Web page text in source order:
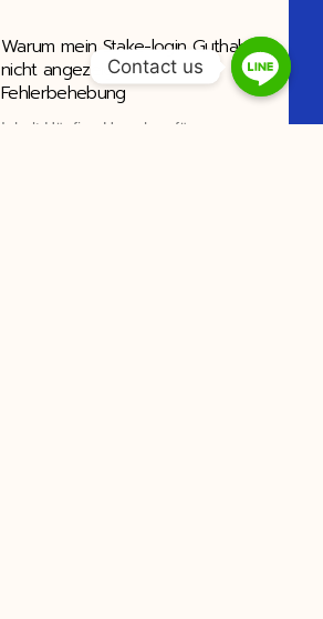
Warum mein Stake-login Guthaben
nicht angezeigt wird:
Fehlerbehebung
Inhalt Häufige Ursachen für
Contact us